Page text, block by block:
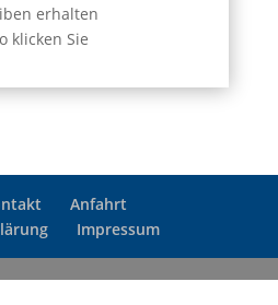
erhalten
klicken Sie
Anfahrt
Impressum